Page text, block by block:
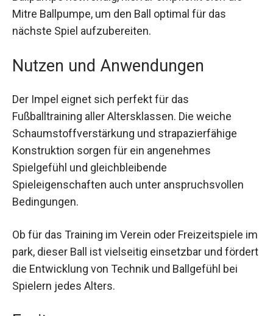
Ballpumpe notwendig, hierfür empfiehlt sich die
Mitre Ballpumpe, um den Ball optimal für das
nächste Spiel aufzubereiten.
Nutzen und Anwendungen
Der Impel eignet sich perfekt für das
Fußballtraining aller Altersklassen. Die weiche
Schaumstoffverstärkung und strapazierfähige
Konstruktion sorgen für ein angenehmes
Spielgefühl und gleichbleibende
Spieleigenschaften auch unter anspruchsvollen
Bedingungen.
Ob für das Training im Verein oder Freizeitspiele
im park, dieser Ball ist vielseitig einsetzbar und
fördert die Entwicklung von Technik und
Ballgefühl bei Spielern jedes Alters.